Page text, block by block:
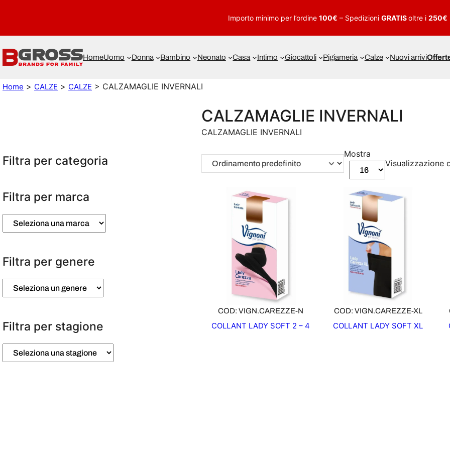
Importo minimo per l’ordine 100€ – Spedizioni GRATISoltre i 250€
HomeUomo Donna Bambino Neonato Casa Intimo Giocattoli Pigiameria Calze Nuovi arrivi
Home > CALZE > CALZE > CALZAMAGLIE INVERNALI
Filtra per categoria
Filtra per marca
Filtra per genere
Filtra per stagione
CALZAMAGLIE INVERNALI
CALZAMAGLIE INVERNALI
Mostra
Visualizzazione
COD: VIGN.CAREZZE-N
COLLANT LADY SOFT 2 – 4
COD: VIGN.CAREZZE-XL
COLLANT LADY SOFT XL